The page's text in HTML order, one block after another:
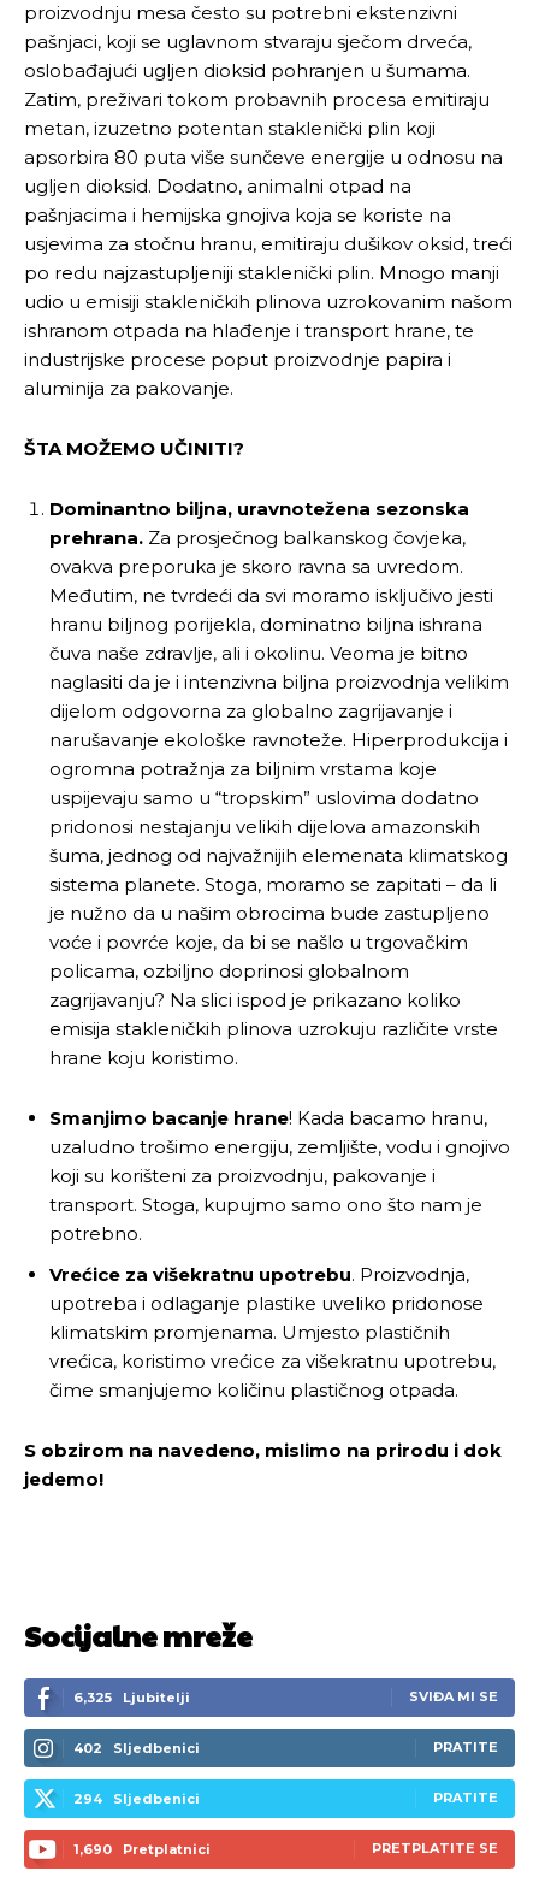
proizvodnju mesa često su potrebni ekstenzivni
pašnjaci, koji se uglavnom stvaraju sječom drveća,
oslobađajući ugljen dioksid pohranjen u šumama.
Zatim, preživari tokom probavnih procesa emitiraju
metan, izuzetno potentan staklenički plin koji
apsorbira 80 puta više sunčeve energije u odnosu na
ugljen dioksid. Dodatno, animalni otpad na
pašnjacima i hemijska gnojiva koja se koriste na
usjevima za stočnu hranu, emitiraju dušikov oksid, treći
po redu najzastupljeniji staklenički plin. Mnogo manji
udio u emisiji stakleničkih plinova uzrokovanim našom
ishranom otpada na hlađenje i transport hrane, te
industrijske procese poput proizvodnje papira i
aluminija za pakovanje.
ŠTA MOŽEMO UČINITI?
Dominantno biljna, uravnotežena sezonska
prehrana. Za prosječnog balkanskog čovjeka,
ovakva preporuka je skoro ravna sa uvredom.
Međutim, ne tvrdeći da svi moramo isključivo jesti
hranu biljnog porijekla, dominatno biljna ishrana
čuva naše zdravlje, ali i okolinu. Veoma je bitno
naglasiti da je i intenzivna biljna proizvodnja velikim
dijelom odgovorna za globalno zagrijavanje i
narušavanje ekološke ravnoteže. Hiperprodukcija i
ogromna potražnja za biljnim vrstama koje
uspijevaju samo u “tropskim” uslovima dodatno
pridonosi nestajanju velikih dijelova amazonskih
šuma, jednog od najvažnijih elemenata klimatskog
sistema planete. Stoga, moramo se zapitati – da li
je nužno da u našim obrocima bude zastupljeno
voće i povrće koje, da bi se našlo u trgovačkim
policama, ozbiljno doprinosi globalnom
zagrijavanju? Na slici ispod je prikazano koliko
emisija stakleničkih plinova uzrokuju različite vrste
hrane koju koristimo.
Smanjimo bacanje hrane! Kada bacamo hranu,
uzaludno trošimo energiju, zemljište, vodu i gnojivo
koji su korišteni za proizvodnju, pakovanje i
transport. Stoga, kupujmo samo ono što nam je
potrebno.
Vrećice za višekratnu upotrebu. Proizvodnja,
upotreba i odlaganje plastike uveliko pridonose
klimatskim promjenama. Umjesto plastičnih
vrećica, koristimo vrećice za višekratnu upotrebu,
čime smanjujemo količinu plastičnog otpada.
S obzirom na navedeno, mislimo na prirodu i dok
jedemo!
Socijalne mreže
6,325 Ljubitelji SVIĐA MI SE
402 Sljedbenici PRATITE
294 Sljedbenici PRATITE
1,690 Pretplatnici PRETPLATITE SE